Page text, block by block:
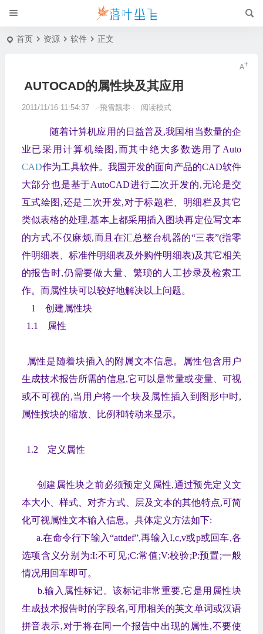
首页 资源 软件 正文
AUTOCAD的属性块及其应用
2011/11/16 11:54:37 ╭飛雪飄零╮ 阅读模式
随着计算机应用的日益普及,我国相当数量的企
业已采用计算机绘图,而其中绝大多数选用了Auto
CAD作为工具软件。我国开发的面向产品的CAD软件
大部分也是基于AutoCAD进行二次开发的,无论是交
互式绘图,还是二次开发,对于标题栏、明细栏及其它
类似表格的处理,基本上都采用插入图块再定位写文本
的方式,不仅麻烦,而且在汇总整台机器的“三表”(指零
件明细表、标准件明细表及外购件明细表)及其它相关
的报告时,仍需要做大量、繁琐的人工抄录及检索工
作。而属性块可以较好地解决以上问题。
1 创建属性块
1.1 属性
属性是随着块插入的附属文本信息。属性包含用户
生成技术报告所需的信息,它可以是常量或变量、可视
或不可视的,当用户将一个块及属性插入到图形中时,
属性按块的缩放、比例和转动来显示。
1.2 定义属性
创建属性块之前必须预定义属性,通过预先定义文
本大小、样式、对齐方式、层及文本的其他特点,可简
化可视属性文本输入信息。具体定义方法如下:
a.在命令行下输入“attdef”,再输入I,c,v或p或回车,各
选项含义分别为:I:不可见;C:常值;V:校验;P:预置;一般
情况用回车即可。
b.输入属性标记。该标记非常重要,它是用属性块
生成技术报告时的字段名,可用相关的英文单词或汉语
拼音表示,对于将在同一个报告中出现的属性,不要使